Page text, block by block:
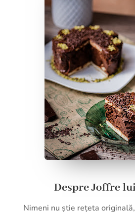
Despre Joffre
Nimeni nu știe rețeta